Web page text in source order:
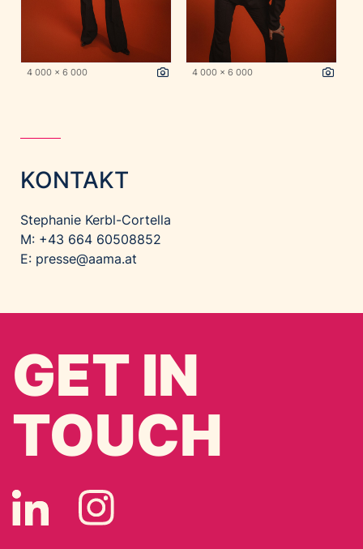
4 000 x 6 000 4 000 x 6 000
KONTAKT
Stephanie Kerbl-Cortella
M: +43 664 60508852
E: presse@aama.at
GET IN
TOUCH